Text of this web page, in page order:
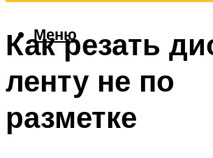
Меню
Как резать
ленту не по
разметке